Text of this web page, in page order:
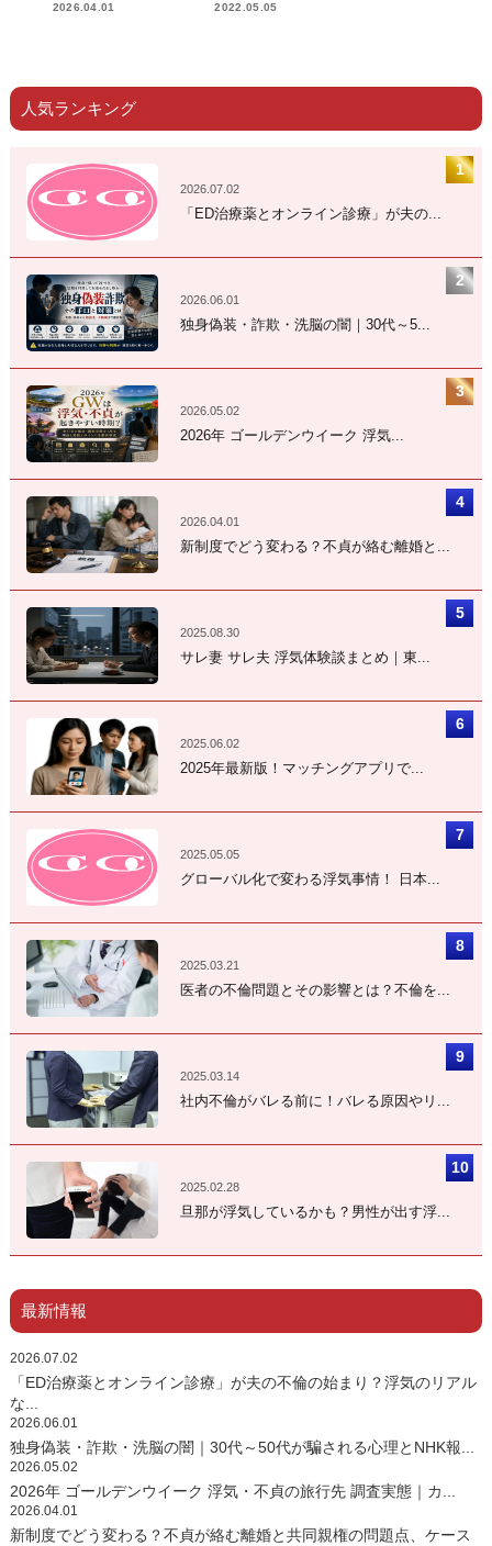
2026.04.01 2022.05.05
人気ランキング
2026.07.02
「ED治療薬とオンライン診療」が夫の...
2026.06.01
独身偽装・詐欺・洗脳の闇｜30代～5...
2026.05.02
2026年 ゴールデンウイーク 浮気...
2026.04.01
新制度でどう変わる？不貞が絡む離婚と...
2025.08.30
サレ妻 サレ夫 浮気体験談まとめ｜東...
2025.06.02
2025年最新版！マッチングアプリで...
2025.05.05
グローバル化で変わる浮気事情！ 日本...
2025.03.21
医者の不倫問題とその影響とは？不倫を...
2025.03.14
社内不倫がバレる前に！バレる原因やリ...
2025.02.28
旦那が浮気しているかも？男性が出す浮...
最新情報
2026.07.02
「ED治療薬とオンライン診療」が夫の不倫の始まり？浮気のリアル
な...
2026.06.01
独身偽装・詐欺・洗脳の闇｜30代～50代が騙される心理とNHK報...
2026.05.02
2026年 ゴールデンウイーク 浮気・不貞の旅行先 調査実態｜カ...
2026.04.01
新制度でどう変わる？不貞が絡む離婚と共同親権の問題点、ケース